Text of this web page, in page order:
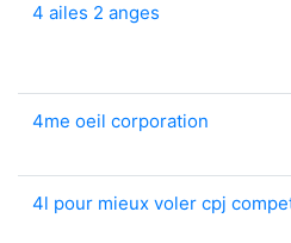
4 ailes 2 anges
4me oeil corporation
4l pour mieux voler cpj